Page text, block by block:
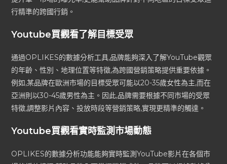
行精準的跨國行銷。
Youtube買觀看了解目標受眾
通過OPLIKES的數據分析工具,品牌能夠深入了解YouTube觀眾
的年齡、性別、地理位置等特徵,為跨國營銷策略提供重要依據。
例如,某品牌在歐洲市場的目標受眾可能以20-35歲女性為主,而在
亞洲則以30-45歲男性為主。因此,品牌需要根據不同市場的受眾
特徵,調整影片內容、投放時段等營銷策略,實現更精準的觸達。
Youtube買觀看實時監測市場動態
OPLIKES的數據分析功能能夠實時監測YouTube影片在各個市